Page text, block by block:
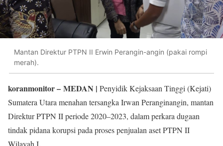
Mantan Direktur PTPN II Erwin Perangin-angin (pakai rompi
merah).
koranmonitor– MEDAN | Penyidik ​​Kejaksaan Tinggi (Kejati)
Sumatera Utara menahan tersangka Irwan Peranginangin, mantan
Direktur PTPN II periode 2020–2023, dalam perkara dugaan
tindak pidana korupsi pada proses penjualan aset PTPN II
Wilayah I.